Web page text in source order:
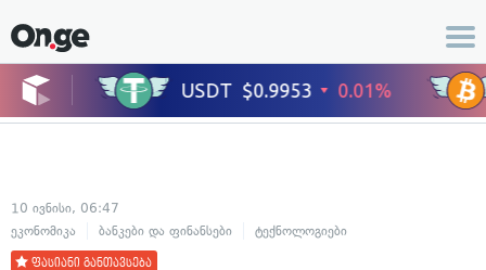
10 ივნისი, 06:47
ეკონომიკა
ბანკები და ფინანსები ტექნოლოგიები
ფასიანი განთავსება